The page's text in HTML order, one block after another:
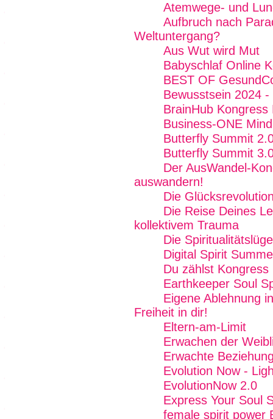
Atemwege- und
Aufbruch nach
Weltuntergang?
Aus Wut wird Mut
Babyschlaf Online
BEST OF
Bewusstsein 2024
BrainHub
Business-ONE
Butterfly Summit
Butterfly Summit
Der AusWandel-
auswandern!
Die
Die Reise Deines
kollektivem Trauma
Die
Digital Spirit
Du zählst Kongress
Earthkeeper Soul
Eigene Ablehnung
Freiheit in dir!
Eltern-am-Limit
Erwachen der
Erwachte
Evolution Now -
EvolutionNow 2.0
Express Your Soul
female spirit power